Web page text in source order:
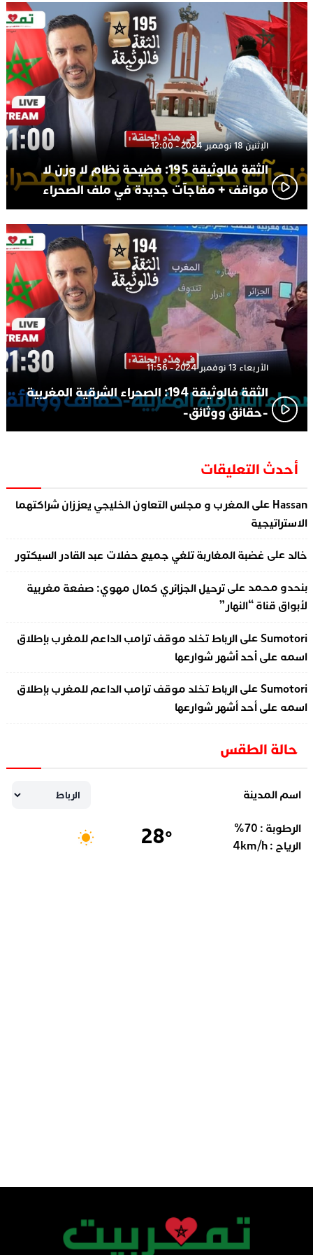
الإثنين 18 نوفمبر 2024 - 12:00
الثقة فالوثيقة 195: فضيحة نظام لا وزن لا
مواقف + مفاجآت جديدة في ملف الصحراء
الأربعاء 13 نوفمبر 2024 - 11:56
الثقة فالوثيقة 194: الصحراء الشرقية المغربية
-حقائق ووثائق-
أحدث التعليقات
Hassan علىالمغرب و مجلس التعاون الخليجي يعززان شراكتهما
الاستراتيجية
خالد على غضبة المغاربة تلغي جميع حفلات عبد القادر السيكتور
بنحدو محمد علىترحيل الجزائري كمال مهوي: صفعة مغربية
لأبواق قناة “النهار”
Sumotoriعلىالرباط تخلد موقف ترامب الداعم للمغرب بإطلاق
اسمه على أحد أشهر شوارعها
Sumotoriعلىالرباط تخلد موقف ترامب الداعم للمغرب بإطلاق
اسمه على أحد أشهر شوارعها
حالة الطقس
اسم المدينة
الرطوبة : 70
%
الرياح :
4km/h
28°